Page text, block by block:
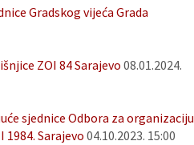
Gradskog vijeća Grada
ZOI 84 Sarajevo 08.01.2024.
sjednice Odbora za organizaciju
Sarajevo 04.10.2023. 15:00